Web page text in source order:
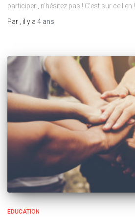
participer , n’hésitez pas ! C’est sur ce lien !
Par , il y a 4 ans
EDUCATION